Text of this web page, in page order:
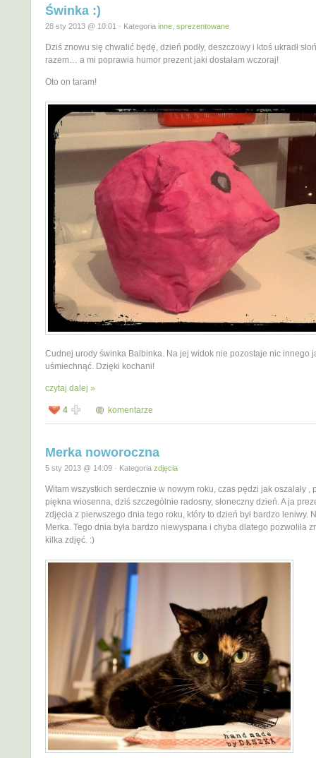
Świnka :)
28 sty 2013 @ 10:01 · Kategoria inne sprezentowane
Dziś znowu się chwalić będę, dzień podły, deszczowy i ktoś ukradł
razem… a mi poprawia humor prezent jaki dostałam wczoraj!
Oto on taram!
Cudnej urody świnka Balbinka. Na jej widok nie pozostaje nic innego
uśmiechnąć. Dzięki kochani!
czytaj dalej »
4 komentarze
Merka noworoczna
5 sty 2013 @ 14:09 · Kategoria zdjęcia
Witam wszystkich serdecznie w nowym roku, czas pędzi jak oszalały ,
piękna wiosenna, dziś szczególnie radosny, słoneczny dzień. A ja
zdjęcia z pierwszego dnia tego roku, który to dzień był bardzo leniwy.
Merka. Tego dnia była bardzo niewyspana i chyba dlatego pozwoliła
kilka zdjęć. :)